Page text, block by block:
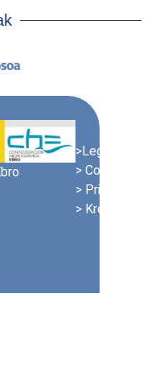
>Lege Oharra
> Cookien
>
> Kredituak